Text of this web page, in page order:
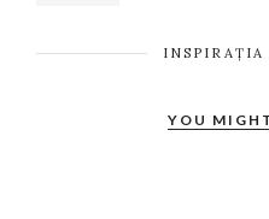
INSPIRAȚIA
YOU